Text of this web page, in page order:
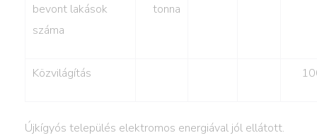
bevont lakások
száma
tonna
Közvilágítás
Újkígyós település elektromos energiával jól ellátott.